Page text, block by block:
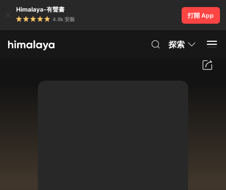
Himalaya-有聲書
4.8k 安裝
打開 App
探索